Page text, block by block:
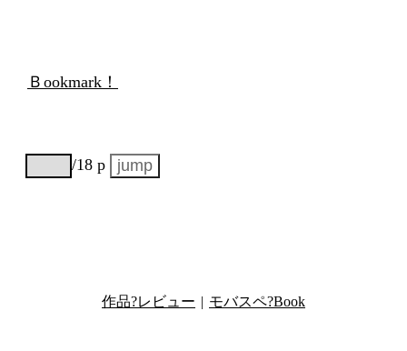
Ｂookmark！
/18 p
作品?レビュー | モバスペ?Book